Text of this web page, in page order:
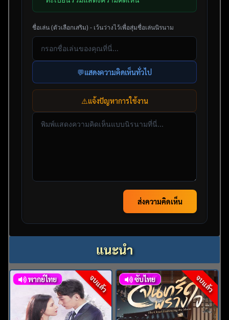
ชื่อเล่น (ตัวเลือกเสริม) - เว้นว่างไว้เพื่อสุ่มชื่อเล่นนิรนาม
💬แสดงความคิดเห็นทั่วไป
⚠️แจ้งปัญหาการใช้งาน
ส่งความคิดเห็น
แนะนำ
จบแล้ว
พากย์ไทย จบแล้ว
ซับไทย